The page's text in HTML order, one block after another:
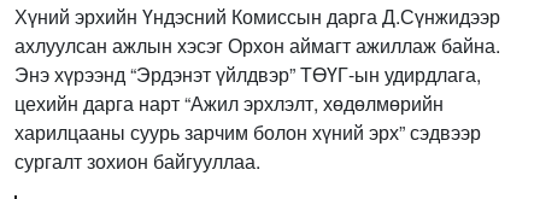
Хүний эрхийн Үндэсний Комиссын дарга Д.Сүнжидээр
ахлуулсан ажлын хэсэг Орхон аймагт ажиллаж байна.
Энэ хүрээнд “Эрдэнэт үйлдвэр” ТӨҮГ-ын удирдлага,
цехийн дарга нарт “Ажил эрхлэлт, хөдөлмөрийн
харилцааны суурь зарчим болон хүний эрх” сэдвээр
сургалт зохион байгууллаа.